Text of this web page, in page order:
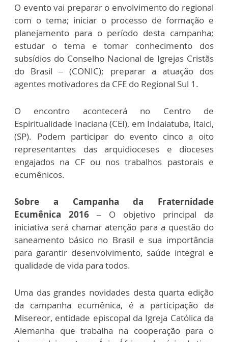
O evento vai preparar o envolvimento do regional
com o tema; iniciar o processo de formação e
planejamento para o período desta campanha;
estudar o tema e tomar conhecimento dos
subsídios do Conselho Nacional de Igrejas Cristãs
do Brasil – (CONIC); preparar a atuação dos
agentes motivadores da CFE do Regional Sul 1.
O encontro acontecerá no Centro de
Espiritualidade Inaciana (CEI), em Indaiatuba, Itaici,
(SP). Podem participar do evento cinco a oito
representantes das arquidioceses e dioceses
engajados na CF ou nos trabalhos pastorais e
ecumênicos.
Sobre a Campanha da Fraternidade
Ecumênica 2016 – O objetivo principal da
iniciativa será chamar atenção para a questão do
saneamento básico no Brasil e sua importância
para garantir desenvolvimento, saúde integral e
qualidade de vida para todos.
Uma das grandes novidades desta quarta edição
da campanha ecumênica, é a participação da
Misereor, entidade episcopal da Igreja Católica da
Alemanha que trabalha na cooperação para o